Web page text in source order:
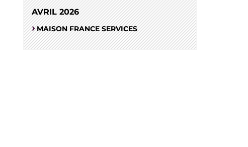
AVRIL 2026
MAISON FRANCE SERVICES